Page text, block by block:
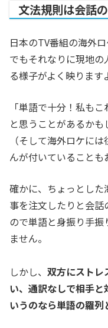
文法規則は会話
日本のTV番組の海外
でもそれなりに現地
る様子がよく映ります
「単語で十分！私も
と思うことがあるかも
（そして海外ロケに
んが付いていることも
確かに、ちょっとし
事を注文したりと会話
ので単語と身振り手
ません。
しかし、 双方にストレ
い、通訳なしで相手
いうのなら単語の羅列